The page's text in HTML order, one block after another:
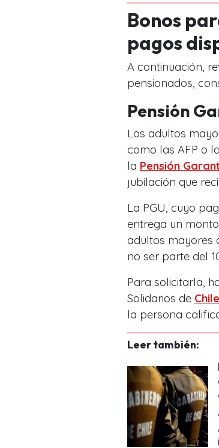
Bonos
pagos
A continuación,
pensionados,
Pensión
Los adultos
como las AFP o
la Pensión
jubilación que
La PGU, cuyo
entrega un
adultos mayores
no ser parte del
Para solicitarla,
Solidarios de
la persona
Leer también: